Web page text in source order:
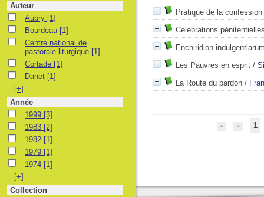
Pratique de la confession
Célébrations
Enchiridion
Les Pauvres en esprit /
La Route du pardon /
1
Auteur
AubryAubry [1]
BourdeauBourdeau [1]
Centre national de pastorale liturgique
Centre national de
pastorale liturgique [1]
CortadeCortade [1]
DanetDanet [1]
[+]
Année
1999 1999 [3]
1983 1983 [2]
1982 1982 [1]
1979 1979 [1]
1974 1974 [1]
[+]
Collection